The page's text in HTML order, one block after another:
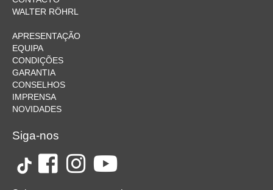
WALTER RÖHRL
APRESENTAÇÃO
EQUIPA
CONDIÇÕES
GARANTIA
CONSELHOS
IMPRENSA
NOVIDADES
Siga-nos